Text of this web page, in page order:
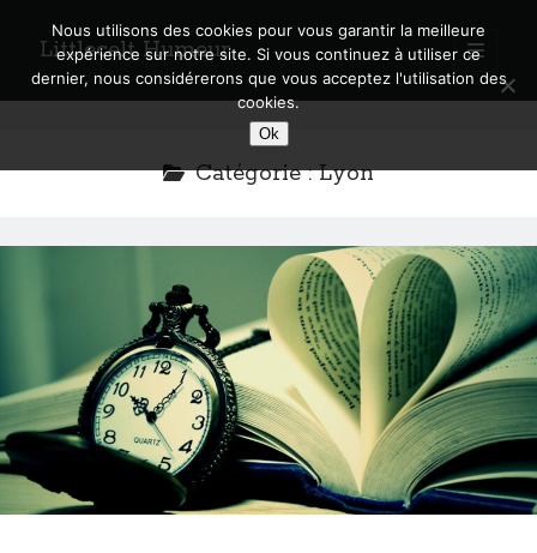
Littlecelt Humeur
open
primary
menu
Sidebar
Derniers articles
Municipales 2026 : Lyon, Métropole et Caluire, mon choix pour l’avenir
Explorez les Chemins Enchantés à Vélo : Aventures Familiales près de
Lyon !
Quel Lyonnais es-tu, Renaud Ducher ?
A quand une véritable place pour le vélo à Caluire dans la Métropole de
Lyon ?
Comment je vis ma vie sur un vélo
Catégorie :Lyon
Nous utilisons des cookies pour vous garantir la meilleure
expérience sur notre site. Si vous continuez à utiliser ce
dernier, nous considérerons que vous acceptez l'utilisation des
cookies.
Ok